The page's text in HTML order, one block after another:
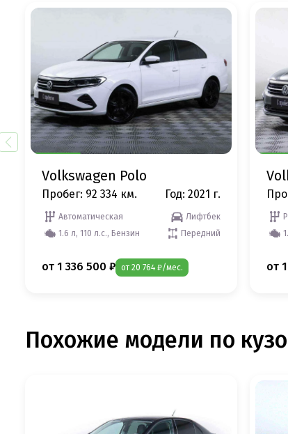
Volkswagen Polo
Пробег: 92 334 км. Год: 2021 г.
Автоматическая
Лифтбек
1.6 л, 110 л.с., Бензин
Передний
от 1 336 500 ₽ от 20 764 ₽/мес. от
Похожие модели по